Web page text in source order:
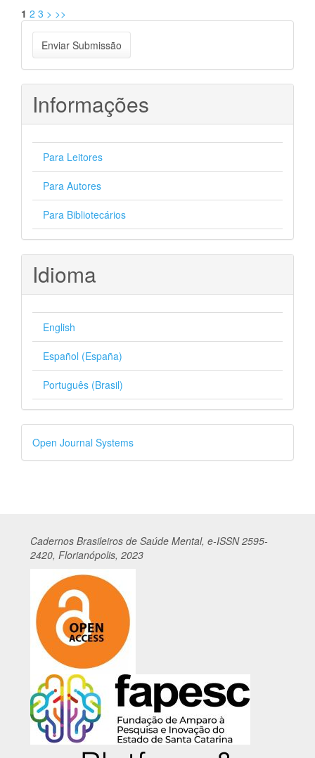
1 2 3 > >>
Enviar
Submissão
Enviar Submissão
Informações
Para Leitores
Para Autores
Para Bibliotecários
Idioma
English
Español (España)
Português (Brasil)
Desenvolvido
por
Open Journal Systems
Cadernos Brasileiros de Saúde Mental, e-ISSN 2595-
2420, Florianópolis, 2023